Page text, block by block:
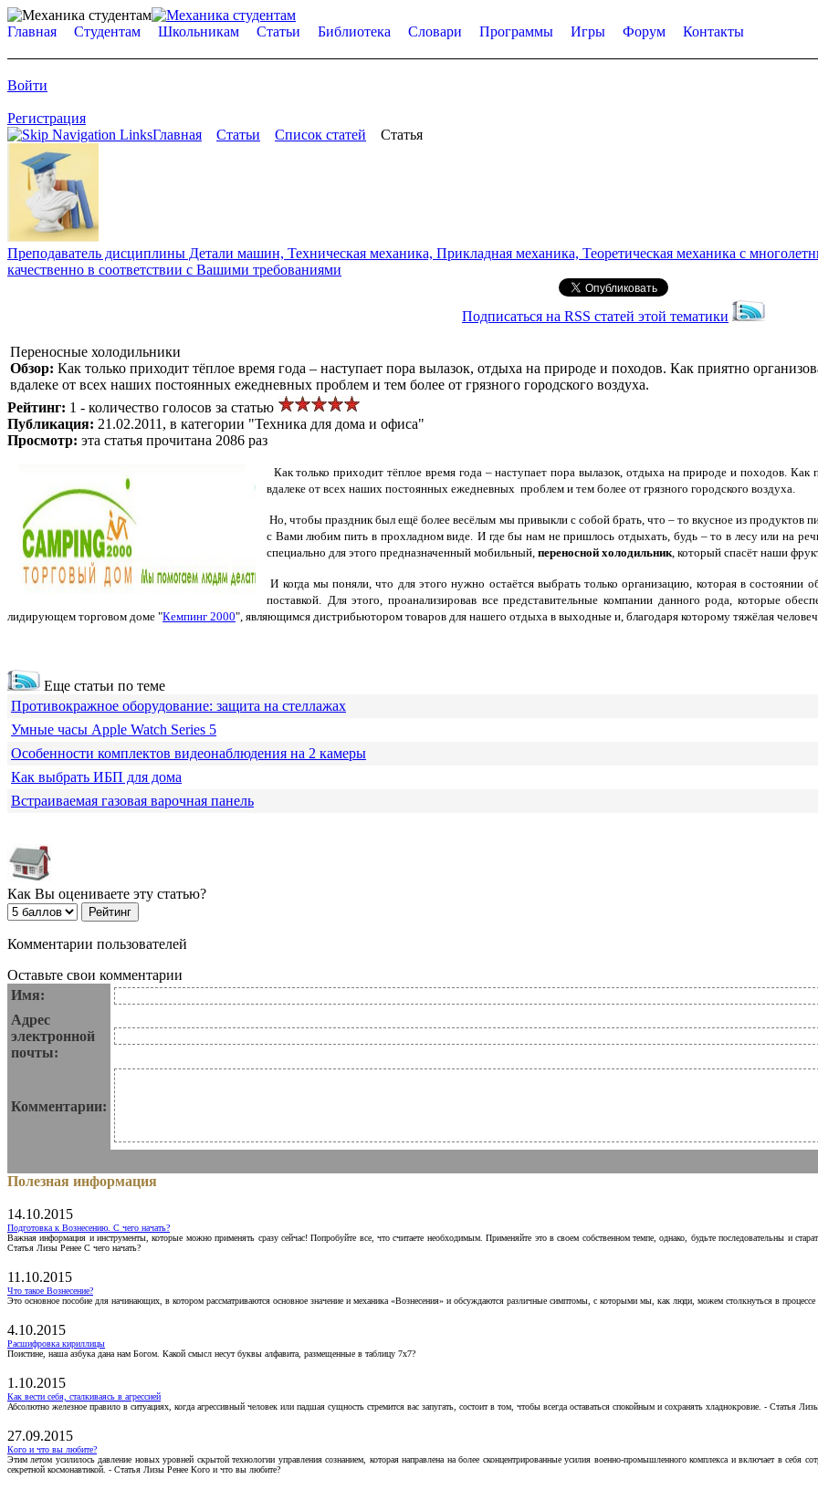
Главная Студентам Школьникам Статьи Библиотека Словари Программы Игры Форум Контакты
Войти
Регистрация
Главная
Статьи Список статей Статья
Преподаватель дисциплины Детали машин, Техническая механика, Прикладная механика, Теоретическая механика с
качественно в соответствии с Вашими требованиями
Подписаться на RSS статей этой тематики
Переносные холодильники
Обзор: Как только приходит тёплое время года – наступает пора вылазок, отдыха на природе и походов. Как приятно
вдалеке от всех наших постоянных ежедневных проблем и тем более от грязного городского воздуха.
Рейтинг: 1 - количество голосов за статью
Публикация: 21.02.2011, в категории "Техника для дома и офиса"
Просмотр: эта статья прочитана 2086 раз
Как только приходит тёплое время года – наступает пора вылазок, отдыха на природе и походов.
вдалеке от всех наших постоянных ежедневных проблем и тем более от грязного городского воздуха.
Но, чтобы праздник был ещё более весёлым мы привыкли с собой брать, что – то вкусное из продуктов
с Вами любим пить в прохладном виде. И где бы нам не пришлось отдыхать, будь – то в лесу или на
специально для этого предназначенный мобильный, переносной холодильник , который спасёт наши
И когда мы поняли, что для этого нужно остаётся выбрать только организацию, которая в
поставкой.
Для этого, проанализировав все представительные компании данного рода, которые
лидирующем торговом доме "Кемпинг 2000", являющимся дистрибьютором товаров для нашего отдыха в выходные и, благодаря которому тяжёлая
Еще статьи по теме
Противокражное оборудование: защита на стеллажах
Умные часы Apple Watch Series 5
Особенности комплектов видеонаблюдения на 2 камеры
Как выбрать ИБП для дома
Встраиваемая газовая варочная панель
Как Вы оцениваете эту статью?
Комментарии пользователей
Оставьте свои комментарии
Имя:
Адрес
электронной
почты:
Комментарии:
Полезная информация
14.10.2015
Подготовка к Вознесению. С чего начать?
Важная информация и инструменты, которые можно применять сразу сейчас! Попробуйте все, что считаете необходимым. Применяйте это в своем собственном темпе, однако, будьте последовательны и
Статья Лизы Ренее С чего начать?
11.10.2015
Что такое Вознесение?
Это основное пособие для начинающих, в котором рассматриваются основное значение и механика «Вознесения» и обсуждаются различные симптомы, с которыми мы, как люди, можем столкнуться в
4.10.2015
Расшифровка кириллицы
Поистине, наша азбука дана нам Богом. Какой смысл несут буквы алфавита, размещенные в таблицу 7х7?
1.10.2015
Как вести себя, сталкиваясь в агрессией
Абсолютно железное правило в ситуациях, когда агрессивный человек или падшая сущность стремится вас запугать, состоит в том, чтобы всегда оставаться спокойным и сохранять хладнокровие. - Статья
27.09.2015
Кого и что вы любите?
Этим летом усилилось давление новых уровней скрытой технологии управления сознанием, которая направлена на более сконцентрированные усилия военно-промышленного комплекса и включает в себя
секретной космонавтикой. - Статья Лизы Ренее Кого и что вы любите?